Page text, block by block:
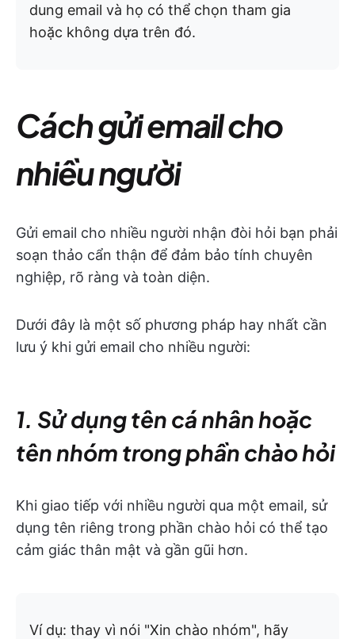
dung email và họ có thể chọn tham gia
hoặc không dựa trên đó.
Cách gửi email cho
nhiều người
Gửi email cho nhiều người nhận đòi hỏi bạn phải
soạn thảo cẩn thận để đảm bảo tính chuyên
nghiệp, rõ ràng và toàn diện.
Dưới đây là một số phương pháp hay nhất cần
lưu ý khi gửi email cho nhiều người:
1. Sử dụng tên cá nhân hoặc
tên nhóm trong phần chào hỏi
Khi giao tiếp với nhiều người qua một email, sử
dụng tên riêng trong phần chào hỏi có thể tạo
cảm giác thân mật và gần gũi hơn.
Ví dụ: thay vì nói "Xin chào nhóm", hãy